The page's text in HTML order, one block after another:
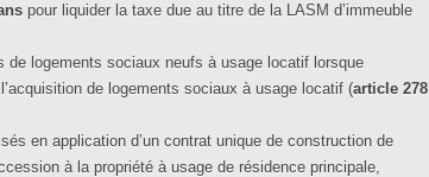
pour liquider la taxe due au titre de la LASM d’immeuble
logements sociaux neufs à usage locatif lorsque
de logements sociaux à usage locatif (article 278
en application d’un contrat unique de construction de
à la propriété à usage de résidence principale,